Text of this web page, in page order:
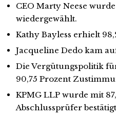
CEO Marty Neese
wiedergewählt.
Kathy Bayless erhielt
Jacqueline Dedo kam
Die Vergütungspolitik
90,75 Prozent
KPMG LLP wurde mit
Abschlussprüfer